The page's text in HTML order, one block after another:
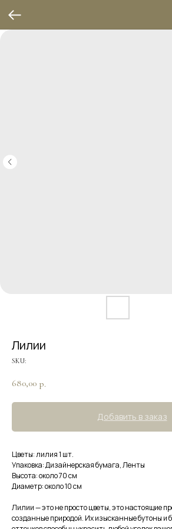
Лилии
SKU:
680,00 р.
Добавить в заказ
Цветы: лилия 1 шт.
Упаковка: Дизайнерская бумага, Ленты
Высота: около 70 см
Диаметр: около 10 см
Лилии — это не просто цветы, это настоящие
созданные природой. Их изысканные бутоны и